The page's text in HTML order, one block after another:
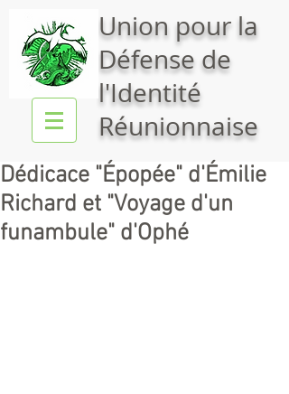
Union pour la
Défense de
l'Identité
Réunionnaise
Dédicace "Épopée" d'Émilie
Richard et "Voyage d'un
funambule" d'Ophé